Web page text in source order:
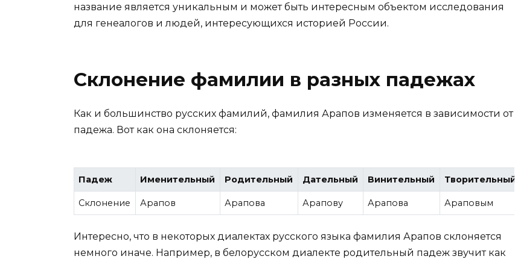
название является уникальным и может быть интересным объектом исследования
для генеалогов и людей, интересующихся историей России.
Склонение фамилии в разных падежах
Как и большинство русских фамилий, фамилия Арапов изменяется в зависимости от
падежа. Вот как она склоняется:
Падеж Именительный Родительный Дательный Винительный Творительный
Склонение Арапов Арапова Арапову Арапова Араповым
Интересно, что в некоторых диалектах русского языка фамилия Арапов склоняется
немного иначе. Например, в белорусском диалекте родительный падеж звучит как